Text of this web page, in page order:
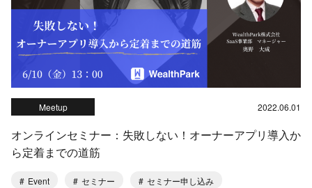
Meetup 2022.06.01
オンラインセミナー：失敗しない！オーナーアプリ導入か
ら定着までの道筋
Event セミナー セミナー申し込み